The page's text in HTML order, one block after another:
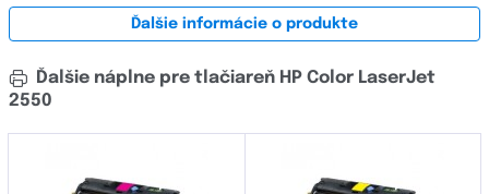
Ďalšie informácie o produkte
Ďalšie náplne pre tlačiareň HP Color LaserJet
2550